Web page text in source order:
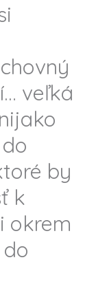
veľká
by
k
okrem